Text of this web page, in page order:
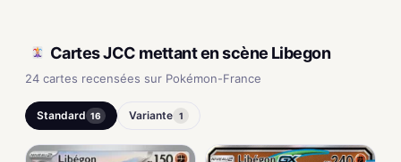
Cartes JCC mettant en scène Libegon
24 cartes recensées sur Pokémon-France
Standard 16 Variante 1